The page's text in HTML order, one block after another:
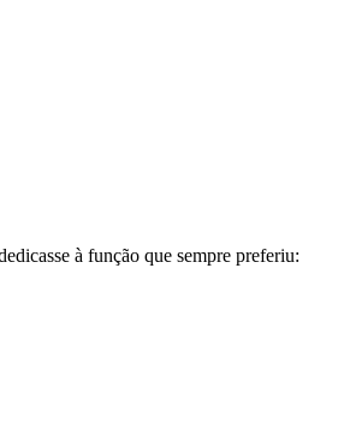
à função que sempre preferiu: